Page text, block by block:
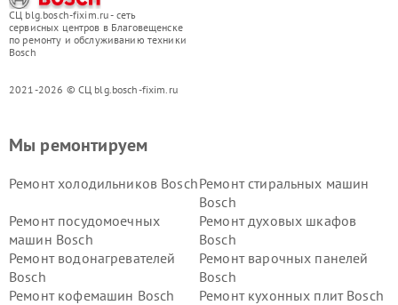
СЦ blg.bosch-fixim.ru - сеть
сервисных центров в Благовещенске
по ремонту и обслуживанию техники
Bosch
2021-2026 © СЦ blg.bosch-fixim.ru
Мы ремонтируем
Ремонт холодильников BoschРемонт стиральных машин
Bosch
Ремонт посудомоечных
машин Bosch
Ремонт духовых шкафов
Bosch
Ремонт водонагревателей
Bosch
Ремонт варочных панелей
Bosch
Ремонт кофемашин Bosch
Ремонт кухонных плит Bosch